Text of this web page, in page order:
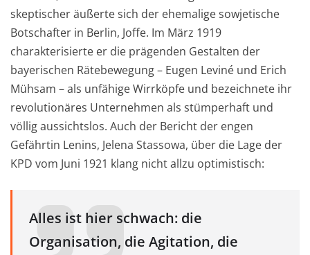
skeptischer äußerte sich der ehemalige sowjetische
Botschafter in Berlin, Joffe. Im März 1919
charakterisierte er die prägenden Gestalten der
bayerischen Rätebewegung – Eugen Leviné und Erich
Mühsam – als unfähige Wirrköpfe und bezeichnete ihr
revolutionäres Unternehmen als stümperhaft und
völlig aussichtslos. Auch der Bericht der engen
Gefährtin Lenins, Jelena Stassowa, über die Lage der
KPD vom Juni 1921 klang nicht allzu optimistisch:
Alles ist hier schwach: die
Organisation, die Agitation, die